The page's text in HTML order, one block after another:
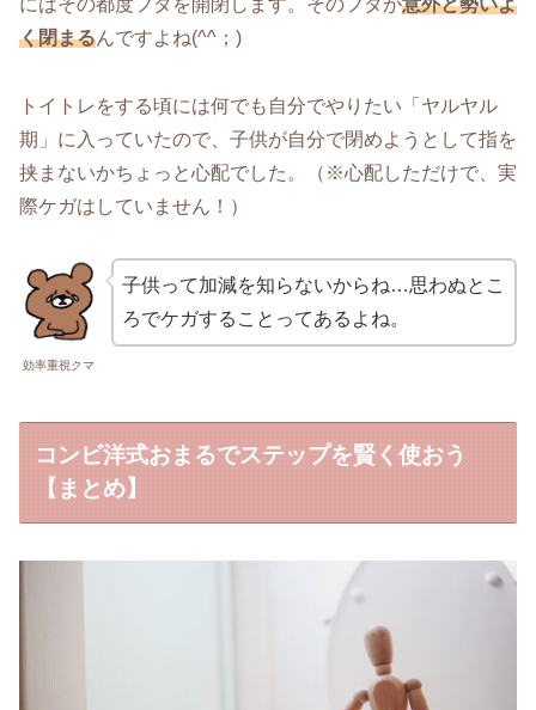
にはその都度フタを開閉します。そのフタが意外と勢いよ
く閉まるんですよね(^^；)
トイトレをする頃には何でも自分でやりたい「ヤルヤル
期」に入っていたので、子供が自分で閉めようとして指を
挟まないかちょっと心配でした。（※心配しただけで、実
際ケガはしていません！）
効率重視クマ
子供って加減を知らないからね…思わぬとこ
ろでケガすることってあるよね。
コンビ洋式おまるでステップを賢く使おう
【まとめ】